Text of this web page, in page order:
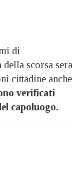
di
scorsa sera
cittadine anche
verificati
capoluogo.